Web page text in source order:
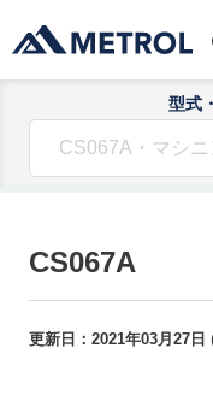
型式
CS067A
更新日： 2021年03月27日